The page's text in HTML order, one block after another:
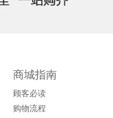
商城指南
顾客必读
购物流程